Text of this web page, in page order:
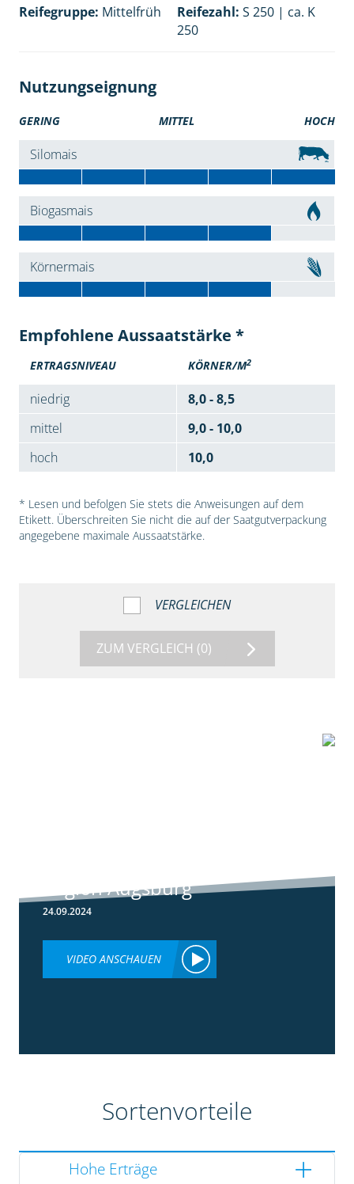
Reifegruppe: Mittelfrüh Reifezahl: S 250 | ca. K
250
Nutzungseignung
GERING MITTEL HOCH
Silomais
Biogasmais
Körnermais
Empfohlene Aussaatstärke *
ERTRAGSNIVEAU KÖRNER/M2
niedrig
8,0 - 8,5
mittel
9,0 - 10,0
hoch
10,0
* Lesen und befolgen Sie stets die Anweisungen auf dem
Etikett. Überschreiten Sie nicht die auf der Saatgutverpackung
angegebene maximale Aussaatstärke.
VERGLEICHEN
ZUM VERGLEICH (0)
Region Augsburg
24.09.2024
VIDEO ANSCHAUEN
Sortenvorteile
Hohe Erträge